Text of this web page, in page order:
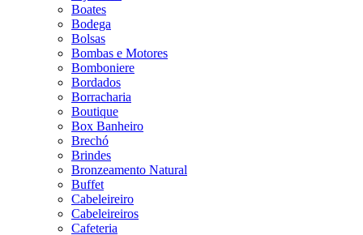
Boates
Bodega
Bolsas
Bombas e Motores
Bomboniere
Bordados
Borracharia
Boutique
Box Banheiro
Brechó
Brindes
Bronzeamento Natural
Buffet
Cabeleireiro
Cabeleireiros
Cafeteria